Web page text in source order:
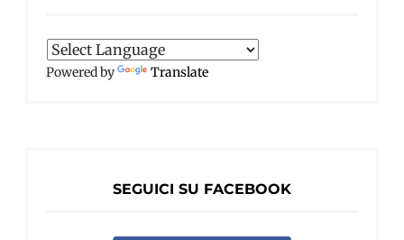
Powered by Translate
SEGUICI SU FACEBOOK